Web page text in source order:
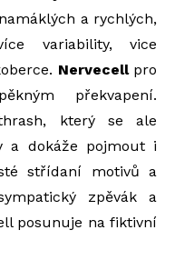
a rychlých,
variability, vice
Nervecellpro
překvapení.
který se ale
a dokáže pojmout i
střídaní motivů a
zpěvák a
posunuje na fiktivní